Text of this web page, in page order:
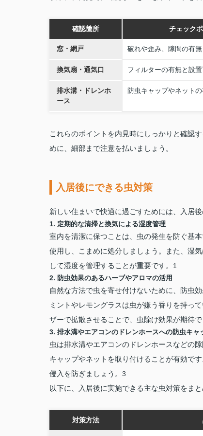
確認箇所 チェック
窓・網戸 破れや歪み、隙間の有無
換気扇・通気口 フィルターの有無と設
排水溝・ドレンホ
ース
防虫キャップやネット
これらのポイントを内見時にしっかりと確認
めに、細部まで注意を払いましょう。
入居後にできる虫対策
新しい住まいで快適に過ごすためには、入居
1. 定期的な清掃と換気による湿度管理
室内を清潔に保つことは、虫の発生を防ぐ基
使用し、こまめに処分しましょう。また、湿
して湿度を管理することが重要です。 1
2. 防虫効果のあるハーブやアロマの活用
自然な方法で虫を寄せ付けないために、防虫
ミントやレモングラスは虫が嫌う香りを持っ
ザーで拡散させることで、虫除け効果が期待で
3. 排水溝やエアコンのドレンホースへの防虫キャ
虫は排水溝やエアコンのドレンホースなどの
キャップやネットを取り付けることが有効で
侵入を防ぎましょう。 3
以下に、入居後に実施できる主な虫対策をまと
対策方法